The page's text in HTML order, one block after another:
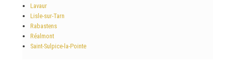
Lavaur
Lisle-sur-Tarn
Rabastens
Réalmont
Saint-Sulpice-la-Pointe